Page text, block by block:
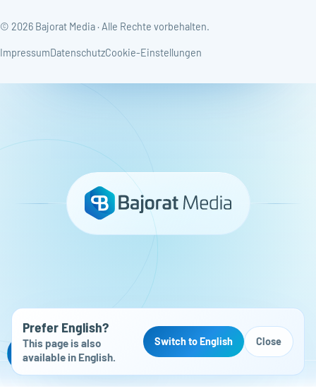
© 2026 Bajorat Media · Alle Rechte vorbehalten.
ImpressumDatenschutzCookie-Einstellungen
Kostenloser Website-Check
Prefer English?
This page is also
available in English.
Switch to English Close